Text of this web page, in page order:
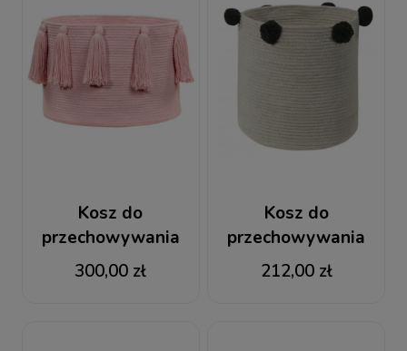
Kosz do
przechowywania
Tassels Pink
300,00 zł
Kosz do
przechowywania
Natural Black
212,00 zł